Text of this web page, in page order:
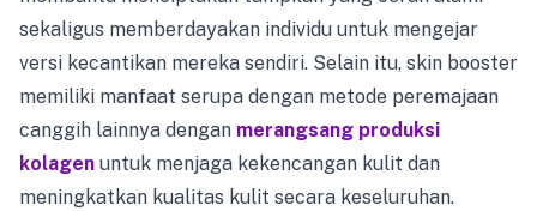
sekaligus memberdayakan individu untuk mengejar
versi kecantikan mereka sendiri. Selain itu, skin booster
memiliki manfaat serupa dengan metode peremajaan
canggih lainnya dengan merangsang produksi
kolagen untuk menjaga kekencangan kulit dan
meningkatkan kualitas kulit secara keseluruhan.